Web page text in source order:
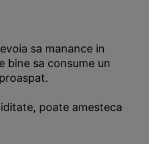
sa manance in
bine sa consume un
poate amesteca